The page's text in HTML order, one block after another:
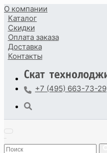
О компании
Каталог
Скидки
Оплата заказа
Доставка
Контакты
+7 (495) 663-73-29